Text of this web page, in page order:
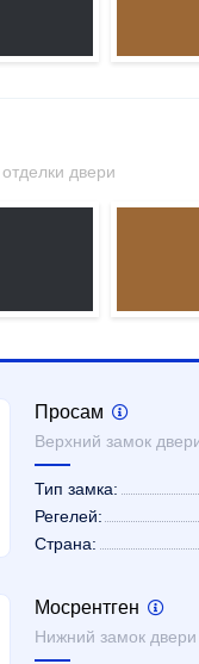
двери
Просам
Верхний замок
Тип замка:
Регелей:
Страна:
Мосрентген
Нижний замок двери